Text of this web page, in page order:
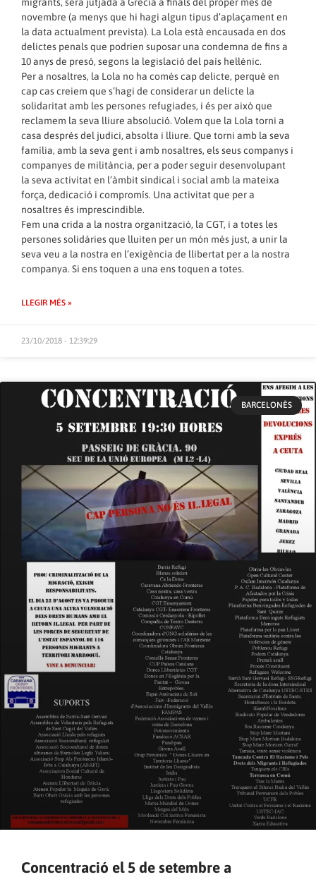
migrants, serà jutjada a Grècia a finals del proper mes de
novembre (a menys que hi hagi algun tipus d’aplaçament en
la data actualment prevista). La Lola està encausada en dos
delictes penals que podrien suposar una condemna de fins a
10 anys de presó, segons la legislació del país hel·lènic.
Per a nosaltres, la Lola no ha comès cap delicte, perquè en
cap cas creiem que s’hagi de considerar un delicte la
solidaritat amb les persones refugiades, i és per això que
reclamem la seva lliure absolució. Volem que la Lola torni a
casa després del judici, absolta i lliure. Que torni amb la seva
família, amb la seva gent i amb nosaltres, els seus companys i
companyes de militància, per a poder seguir desenvolupant
la seva activitat en l’àmbit sindical i social amb la mateixa
força, dedicació i compromís. Una activitat que per a
nosaltres és imprescindible.
Fem una crida a la nostra organització, la CGT, i a totes les
persones solidàries que lluiten per un món més just, a unir la
seva veu a la nostra en l’exigència de llibertat per a la nostra
companya. Si ens toquen a una ens toquen a totes.
LLEGIR MÉS »
23/10/2018 - 12:39:29
BARCELONÈS
Concentració el 5 de setembre a